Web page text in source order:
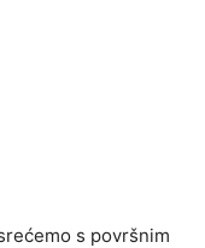
s površnim